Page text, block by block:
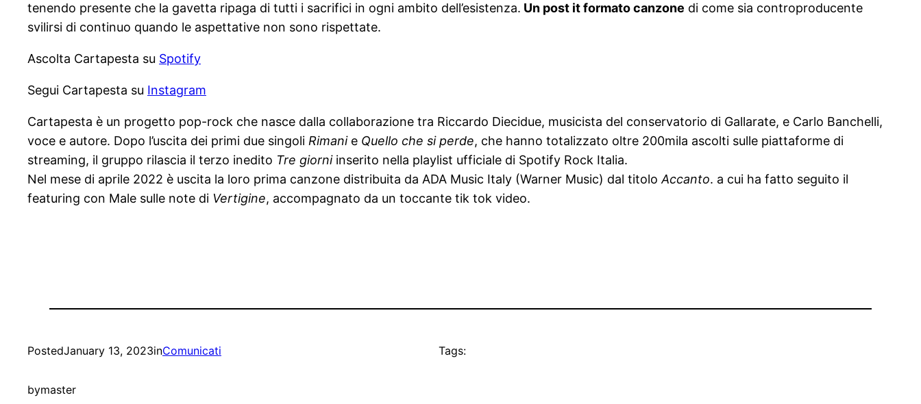
tenendo presente che la gavetta ripaga di tutti i sacrifici in ogni ambito dell’esistenza. Un post it formato canzone di come sia controproducente
svilirsi di continuo quando le aspettative non sono rispettate.
Ascolta Cartapesta su Spotify
Segui Cartapesta su Instagram
Cartapesta è un progetto pop-rock che nasce dalla collaborazione tra Riccardo Diecidue, musicista del conservatorio di Gallarate, e Carlo Banchelli,
voce e autore. Dopo l’uscita dei primi due singoli Rimanie Quello che si perde, che hanno totalizzato oltre 200mila ascolti sulle piattaforme di
streaming, il gruppo rilascia il terzo inedito Tre giorniinserito nella playlist ufficiale di Spotify Rock Italia.
Nel mese di aprile 2022 è uscita la loro prima canzone distribuita da ADA Music Italy (Warner Music) dal titolo Accanto. a cui ha fatto seguito il
featuring con Male sulle note di Vertigine, accompagnato da un toccante tik tok video.
PostedJanuary 13, 2023inComunicati
bymaster
Tags: